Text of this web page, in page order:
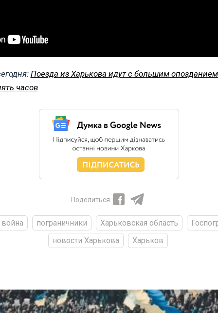
Поезда из Харькова идут с большим
часов
Поделиться
война пограничники Харьковская область
новости Харькова
Харьков